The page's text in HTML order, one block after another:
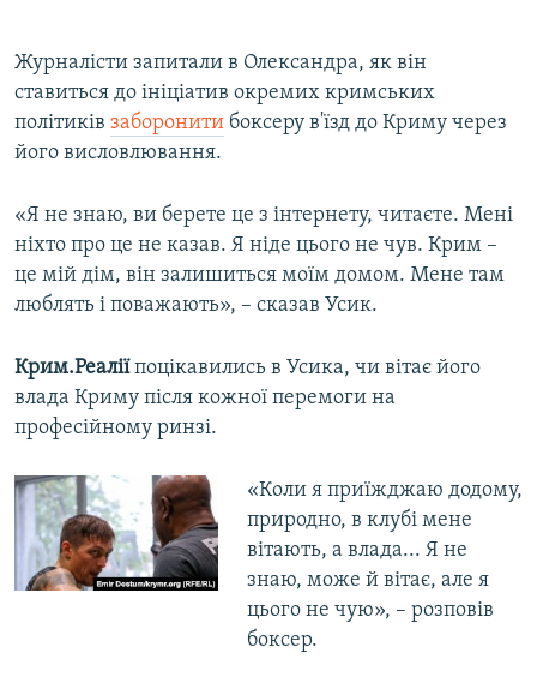
Журналісти запитали в Олександра, як він
ставиться до ініціатив окремих кримських
політиків заборонити боксеру в'їзд до Криму через
його висловлювання.
«Я не знаю, ви берете це з інтернету, читаєте. Мені
ніхто про це не казав. Я ніде цього не чув. Крим –
це мій дім, він залишиться моїм домом. Мене там
люблять і поважають», – сказав Усик.
Крим.Реаліїпоцікавились в Усика, чи вітає його
влада Криму після кожної перемоги на
професійному ринзі.
«Коли я приїжджаю додому,
природно, в клубі мене
вітають, а влада... Я не
знаю, може й вітає, але я
цього не чую», – розповів
боксер.